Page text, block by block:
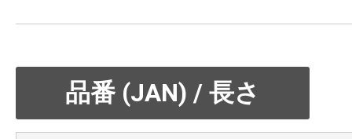
品番 (JAN) / 長さ